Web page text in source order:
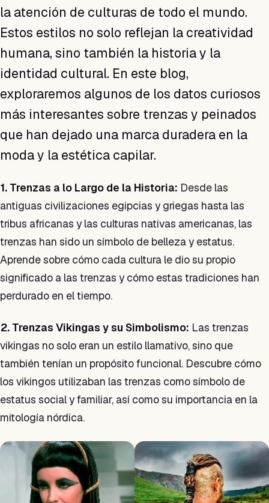
la atención de culturas de todo el mundo.
Estos estilos no solo reflejan la creatividad
humana, sino también la historia y la
identidad cultural. En este blog,
exploraremos algunos de los datos curiosos
más interesantes sobre trenzas y peinados
que han dejado una marca duradera en la
moda y la estética capilar.
1. Trenzas a lo Largo de la Historia: Desde las
antiguas civilizaciones egipcias y griegas hasta las
tribus africanas y las culturas nativas americanas, las
trenzas han sido un símbolo de belleza y estatus.
Aprende sobre cómo cada cultura le dio su propio
significado a las trenzas y cómo estas tradiciones han
perdurado en el tiempo.
2. Trenzas Vikingas y su Simbolismo: Las trenzas
vikingas no solo eran un estilo llamativo, sino que
también tenían un propósito funcional. Descubre cómo
los vikingos utilizaban las trenzas como símbolo de
estatus social y familiar, así como su importancia en la
mitología nórdica.